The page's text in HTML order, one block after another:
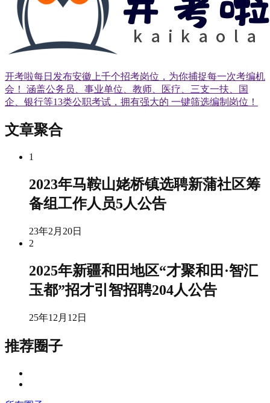
开考啦每日发布安徽上千个招考岗位，为你捕捉每一次考编机
会！ 涵盖公务员、事业单位、教师、医疗、三支一扶、国
企、银行等13类公职考试，拥有强大的 一键筛选编制岗位！
文章聚合
1
2023年马鞍山姥桥镇选聘新蒲社区筹
备组工作人员5人公告
23年2月20日
2
2025年新疆和田地区“才聚和田·智汇
玉都”招才引智招聘204人公告
25年12月12日
推荐圈子